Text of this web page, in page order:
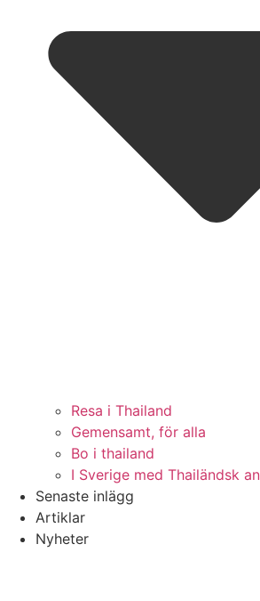
Resa i Thailand
Gemensamt, för alla
Bo i thailand
I Sverige med Thailändsk
Senaste inlägg
Artiklar
Nyheter